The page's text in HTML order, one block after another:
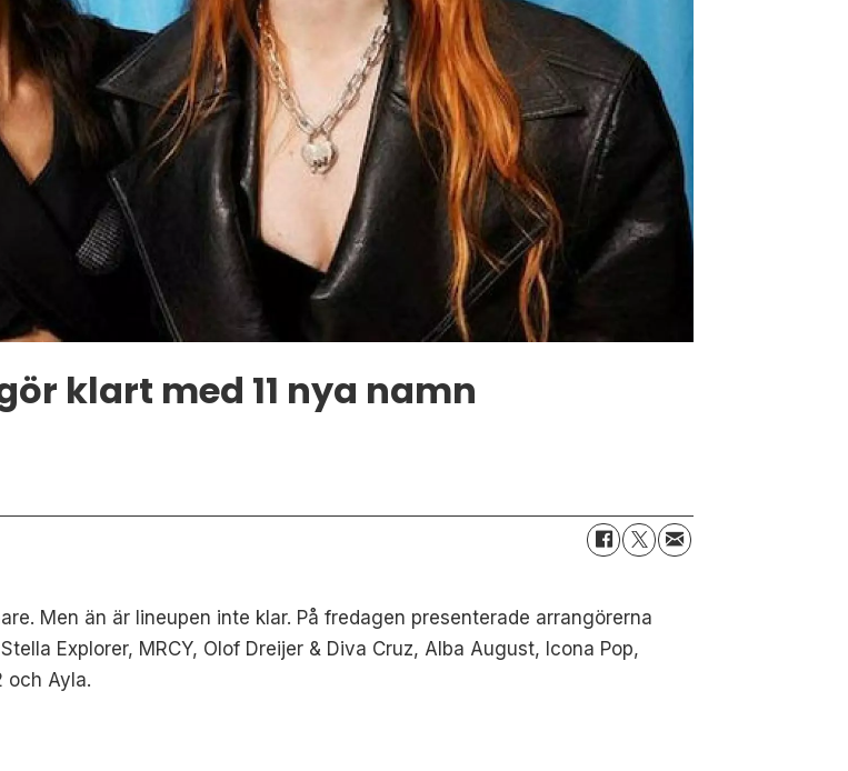
klart med 11 nya namn
Men än är lineupen inte klar. På fredagen presenterade arrangörerna
Explorer, MRCY, Olof Dreijer & Diva Cruz, Alba August, Icona Pop,
och Ayla.